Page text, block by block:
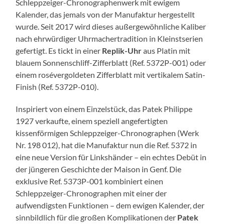
Schleppzeiger-Chronographenwerk mit ewigem
Kalender, das jemals von der Manufaktur hergestellt
wurde. Seit 2017 wird dieses außergewöhnliche Kaliber
nach ehrwürdiger Uhrmachertradition in Kleinstserien
gefertigt. Es tickt in einer Replik-Uhraus Platin mit
blauem Sonnenschliff-Zifferblatt (Ref. 5372P-001) oder
einem rosévergoldeten Zifferblatt mit vertikalem Satin-
Finish (Ref. 5372P-010).
Inspiriert von einem Einzelstück, das Patek Philippe
1927 verkaufte, einem speziell angefertigten
kissenförmigen Schleppzeiger-Chronographen (Werk
Nr. 198 012), hat die Manufaktur nun die Ref. 5372 in
eine neue Version für Linkshänder – ein echtes Debüt in
der jüngeren Geschichte der Maison in Genf. Die
exklusive Ref. 5373P-001 kombiniert einen
Schleppzeiger-Chronographen mit einer der
aufwendigsten Funktionen – dem ewigen Kalender, der
sinnbildlich für die großen Komplikationen der Patek